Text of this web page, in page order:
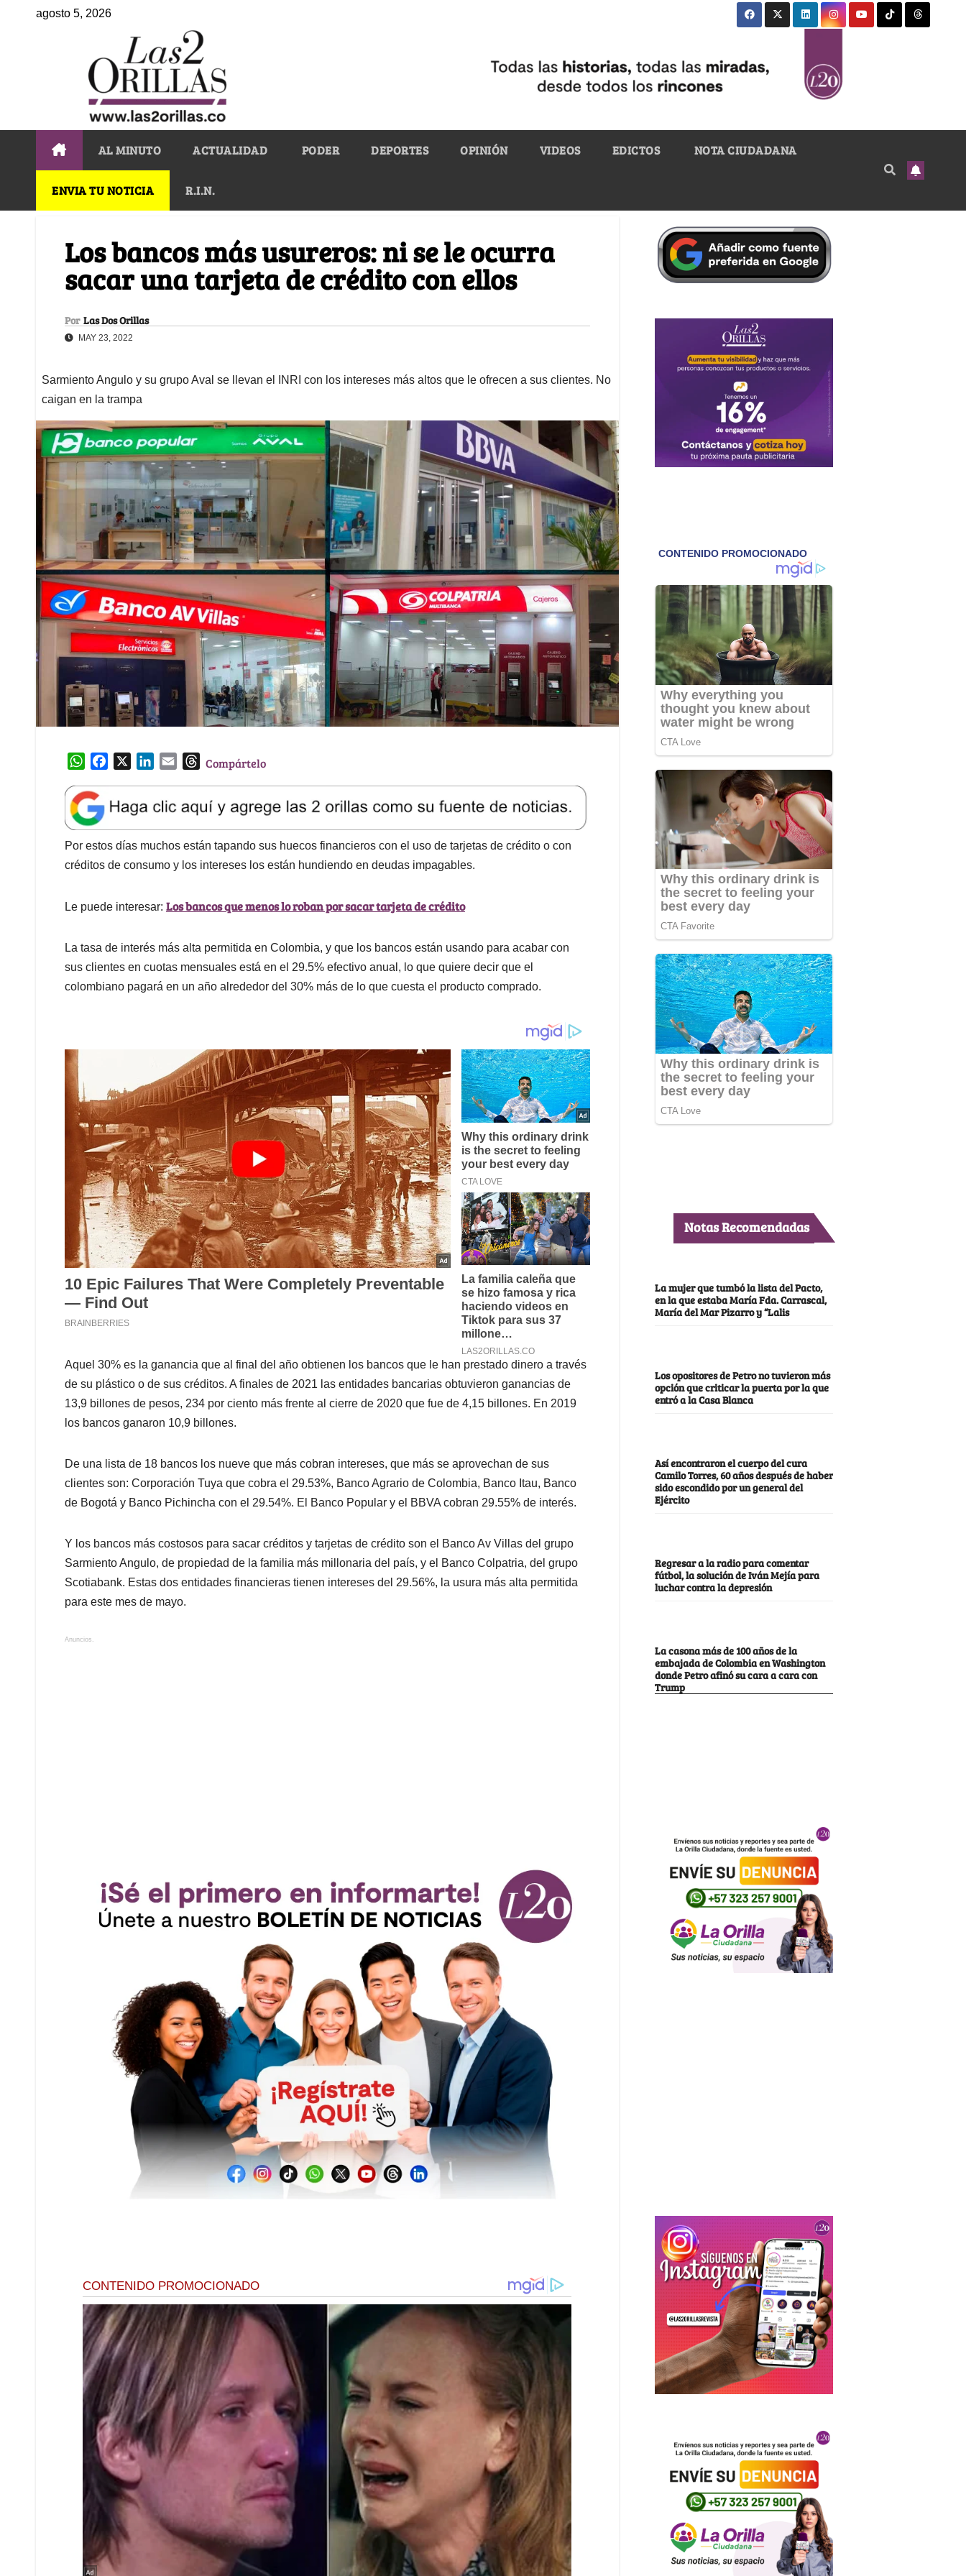
agosto 5, 2026
AL MINUTO ACTUALIDAD PODER DEPORTES OPINIÓN VIDEOS EDICTOS NOTA CIUDADANA
ENVIA TU NOTICIA R.I.N.
Los bancos más usureros: ni se le ocurra
sacar una tarjeta de crédito con ellos
Por Las Dos Orillas
MAY 23, 2022
Sarmiento Angulo y su grupo Aval se llevan el INRI con los intereses más altos que le ofrecen a sus clientes. No
caigan en la trampa
W
a
t
s
A
p
e
b
o
o
k
e
d
I
l
T
e
a
d
s
Compártelo
Por estos días muchos están tapando sus huecos financieros con el uso de tarjetas de crédito o con
créditos de consumo y los intereses los están hundiendo en deudas impagables.
Le puede interesar: Los bancos que menos lo roban por sacar tarjeta de crédito
La tasa de interés más alta permitida en Colombia, y que los bancos están usando para acabar con
sus clientes en cuotas mensuales está en el 29.5% efectivo anual, lo que quiere decir que el
colombiano pagará en un año alrededor del 30% más de lo que cuesta el producto comprado.
Aquel 30% es la ganancia que al final del año obtienen los bancos que le han prestado dinero a través
de su plástico o de sus créditos. A finales de 2021 las entidades bancarias obtuvieron ganancias de
13,9 billones de pesos, 234 por ciento más frente al cierre de 2020 que fue de 4,15 billones. En 2019
los bancos ganaron 10,9 billones.
De una lista de 18 bancos los nueve que más cobran intereses, que más se aprovechan de sus
clientes son: Corporación Tuya que cobra el 29.53%, Banco Agrario de Colombia, Banco Itau, Banco
de Bogotá y Banco Pichincha con el 29.54%. El Banco Popular y el BBVA cobran 29.55% de interés.
Y los bancos más costosos para sacar créditos y tarjetas de crédito son el Banco Av Villas del grupo
Sarmiento Angulo, de propiedad de la familia más millonaria del país, y el Banco Colpatria, del grupo
Scotiabank. Estas dos entidades financieras tienen intereses del 29.56%, la usura más alta permitida
para este mes de mayo.
Anuncios.
Notas Recomendadas
La mujer que tumbó la lista del Pacto,
en la que estaba María Fda. Carrascal,
María del Mar Pizarro y “Lalis
Los opositores de Petro no tuvieron más
opción que criticar la puerta por la que
entró a la Casa Blanca
Así encontraron el cuerpo del cura
Camilo Torres, 60 años después de haber
sido escondido por un general del
Ejército
Regresar a la radio para comentar
fútbol, la solución de Iván Mejía para
luchar contra la depresión
La casona más de 100 años de la
embajada de Colombia en Washington
donde Petro afinó su cara a cara con
Trump